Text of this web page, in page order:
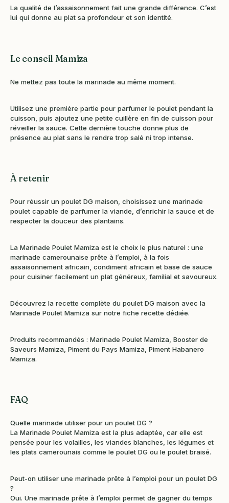
La qualité de l’assaisonnement fait une grande différence. C’est
lui qui donne au plat sa profondeur et son identité.
Le conseil Mamiza
Ne mettez pas toute la marinade au même moment.
Utilisez une première partie pour parfumer le poulet pendant la
cuisson, puis ajoutez une petite cuillère en fin de cuisson pour
réveiller la sauce. Cette dernière touche donne plus de
présence au plat sans le rendre trop salé ni trop intense.
À retenir
Pour réussir un poulet DG maison, choisissez une marinade
poulet capable de parfumer la viande, d’enrichir la sauce et de
respecter la douceur des plantains.
La Marinade Poulet Mamiza est le choix le plus naturel : une
marinade camerounaise prête à l’emploi, à la fois
assaisonnement africain, condiment africain et base de sauce
pour cuisiner facilement un plat généreux, familial et savoureux.
Découvrez la recette complète du poulet DG maison avec la
Marinade Poulet Mamiza sur notre fiche recette dédiée.
Produits recommandés : Marinade Poulet Mamiza, Booster de
Saveurs Mamiza, Piment du Pays Mamiza, Piment Habanero
Mamiza.
FAQ
Quelle marinade utiliser pour un poulet DG ?
La Marinade Poulet Mamiza est la plus adaptée, car elle est
pensée pour les volailles, les viandes blanches, les légumes et
les plats camerounais comme le poulet DG ou le poulet braisé.
Peut-on utiliser une marinade prête à l’emploi pour un poulet DG
?
Oui. Une marinade prête à l’emploi permet de gagner du temps